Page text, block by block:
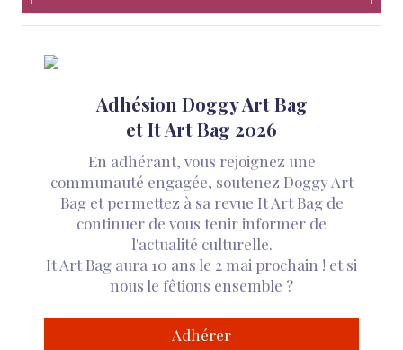
Adhésion Doggy Art Bag
et It Art Bag 2026
En adhérant, vous rejoignez une
communauté engagée, soutenez Doggy Art
Bag et permettez à sa revue It Art Bag de
continuer de vous tenir informer de
l'actualité culturelle.
It Art Bag aura 10 ans le 2 mai prochain ! et si
nous le fêtions ensemble ?
Adhérer